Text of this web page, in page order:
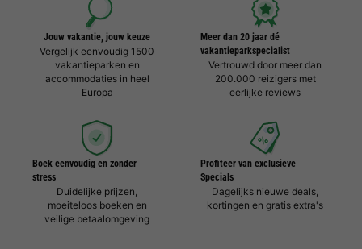
Jouw vakantie, jouw keuze
Vergelijk eenvoudig 1500
vakantieparken en
accommodaties in heel
Europa
Meer dan 20 jaar dé
vakantieparkspecialist
Vertrouwd door meer dan
200.000 reizigers met
eerlijke reviews
Boek eenvoudig en zonder
stress
Duidelijke prijzen,
moeiteloos boeken en
veilige betaalomgeving
Profiteer van exclusieve
Specials
Dagelijks nieuwe deals,
kortingen en gratis extra's